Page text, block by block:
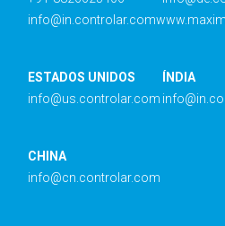
info@in.controlar.com
ESTADOS UNIDOS
info@us.controlar.com
ÍNDIA
CHINA
info@cn.controlar.com